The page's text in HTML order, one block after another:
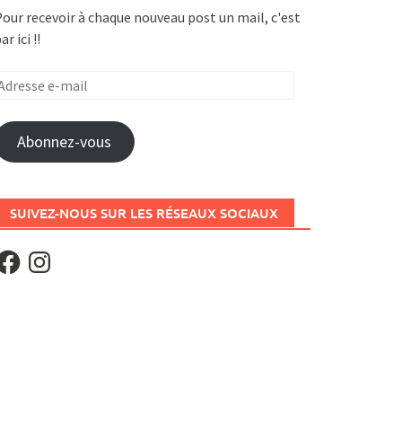
recevoir à chaque nouveau post un mail, c'est
ici !!
Abonnez-vous
SUIVEZ-NOUS SUR LES RÉSEAUX SOCIAUX
Instagram